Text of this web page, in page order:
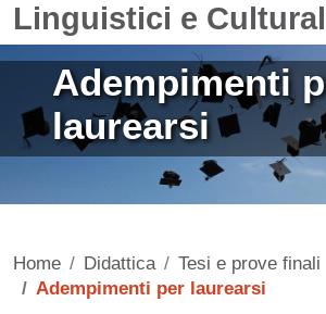
Linguistici e
Immagine
Adempimenti
laurearsi
Home Didattica
Tesi e prove finali
Adempimenti per laurearsi